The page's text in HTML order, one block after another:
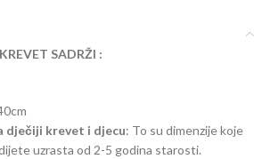
SADRŽI :
dječiji krevet i djecu: To su dimenzije koje
uzrasta od 2-5 godina starosti.